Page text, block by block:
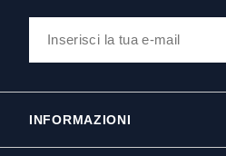
INFORMAZIONI